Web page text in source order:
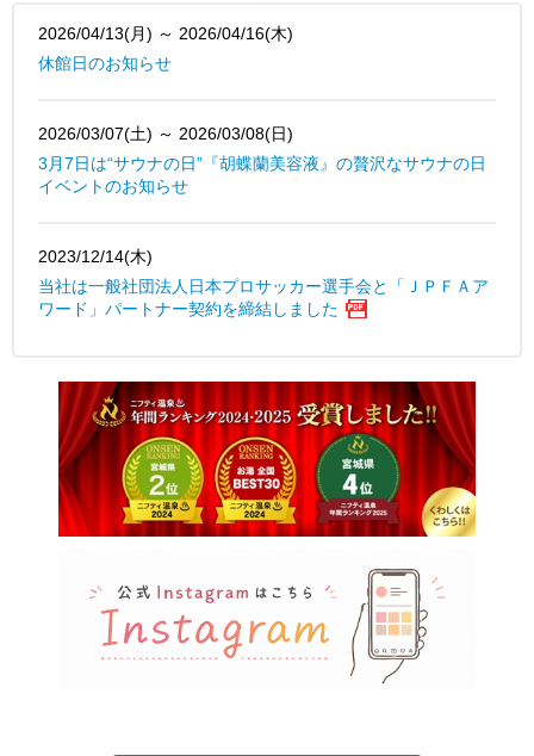
2026/04/13(月) ～ 2026/04/16(木)
休館日のお知らせ
2026/03/07(土) ～ 2026/03/08(日)
3月7日は“サウナの日”『胡蝶蘭美容液』の贅沢なサウナの日
イベントのお知らせ
2023/12/14(木)
当社は一般社団法人日本プロサッカー選手会と「ＪＰＦＡア
ワード」パートナー契約を締結しました